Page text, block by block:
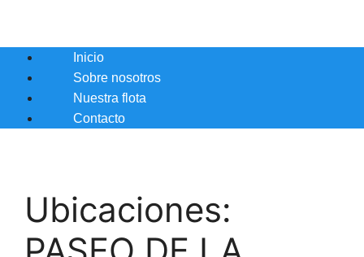
Inicio
Sobre nosotros
Nuestra flota
Contacto
Ubicaciones: